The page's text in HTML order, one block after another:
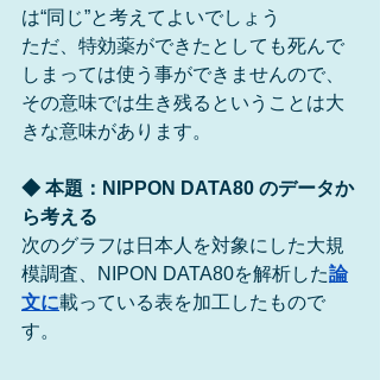
は“同じ”と考えてよいでしょう
ただ、特効薬ができたとしても死んで
しまっては使う事ができませんので、
その意味では生き残るということは大
きな意味があります。
◆ 本題：NIPPON DATA80 のデータか
ら考える
次のグラフは日本人を対象にした大規
模調査、NIPON DATA80を解析した論
文に載っている表を加工したもので
す。